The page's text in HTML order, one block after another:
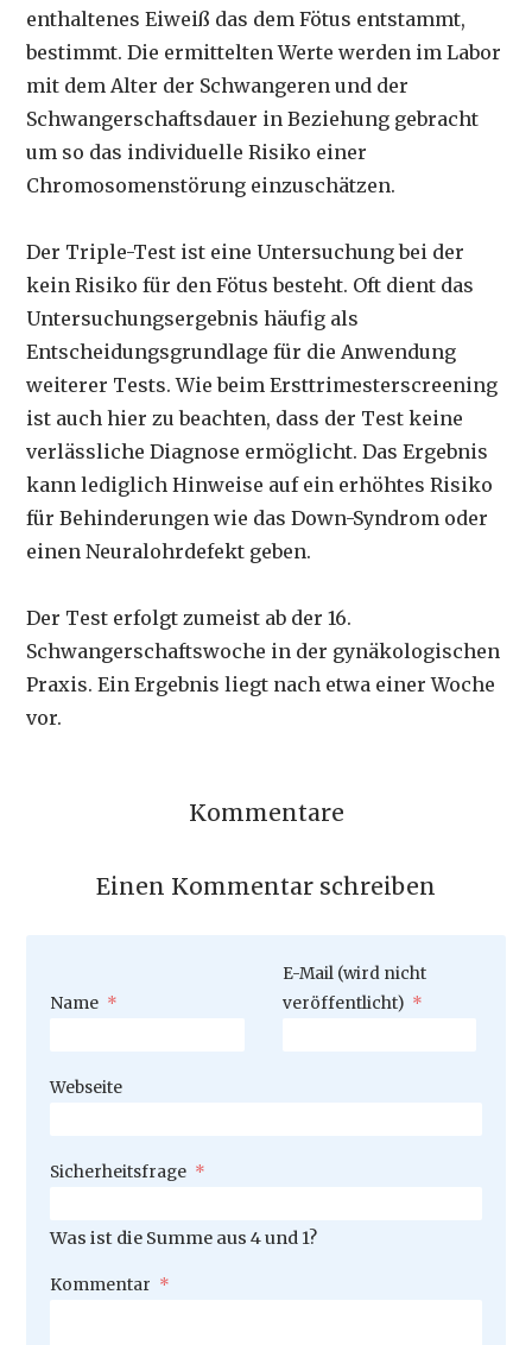
enthaltenes Eiweiß das dem Fötus entstammt,
bestimmt. Die ermittelten Werte werden im Labor
mit dem Alter der Schwangeren und der
Schwangerschaftsdauer in Beziehung gebracht
um so das individuelle Risiko einer
Chromosomenstörung einzuschätzen.
Der Triple-Test ist eine Untersuchung bei der
kein Risiko für den Fötus besteht. Oft dient das
Untersuchungsergebnis häufig als
Entscheidungsgrundlage für die Anwendung
weiterer Tests. Wie beim Ersttrimesterscreening
ist auch hier zu beachten, dass der Test keine
verlässliche Diagnose ermöglicht. Das Ergebnis
kann lediglich Hinweise auf ein erhöhtes Risiko
für Behinderungen wie das Down-Syndrom oder
einen Neuralohrdefekt geben.
Der Test erfolgt zumeist ab der 16.
Schwangerschaftswoche in der gynäkologischen
Praxis. Ein Ergebnis liegt nach etwa einer Woche
vor.
Kommentare
Einen Kommentar schreiben
Pflichtfeld
Name *
Pflichtfeld
E-Mail (wird nicht
veröffentlicht) *
Webseite
Pflichtfeld
Sicherheitsfrage *
Was ist die Summe aus 4 und 1?
Pflichtfeld
Kommentar *